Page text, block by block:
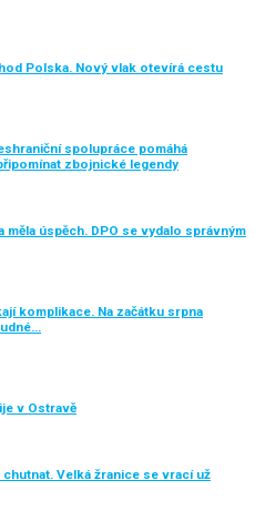
Polska. Nový vlak otevírá cestu
spolupráce pomáhá
zbojnické legendy
měla úspěch. DPO se vydalo správným
komplikace. Na začátku srpna
v Ostravě
Velká žranice se vrací už